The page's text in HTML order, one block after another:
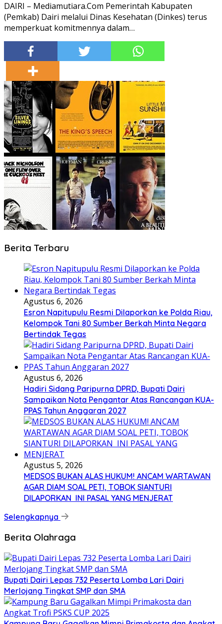
DAIRI – Mediamutiara.Com Pemerintah Kabupaten
(Pemkab) Dairi melalui Dinas Kesehatan (Dinkes) terus
memperkuat komitmennya dalam…
Berita Terbaru
Agustus 6, 2026
Esron Napitupulu Resmi Dilaporkan ke Polda Riau,
Kelompok Tani 80 Sumber Berkah Minta Negara
Bertindak Tegas
Agustus 6, 2026
Hadiri Sidang Paripurna DPRD, Bupati Dairi
Sampaikan Nota Pengantar Atas Rancangan KUA-
PPAS Tahun Anggaran 2027
Agustus 5, 2026
MEDSOS BUKAN ALAS HUKUM! ANCAM WARTAWAN
AGAR DIAM SOAL PETI, TOBOK SIANTURI
DILAPORKAN INI PASAL YANG MENJERAT
Selengkapnya
Berita Olahraga
Bupati Dairi Lepas 732 Peserta Lomba Lari Dairi
Merlojang Tingkat SMP dan SMA